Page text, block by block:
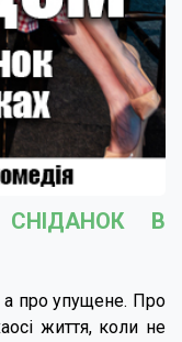
В
а про упущене. Про
життя, коли не